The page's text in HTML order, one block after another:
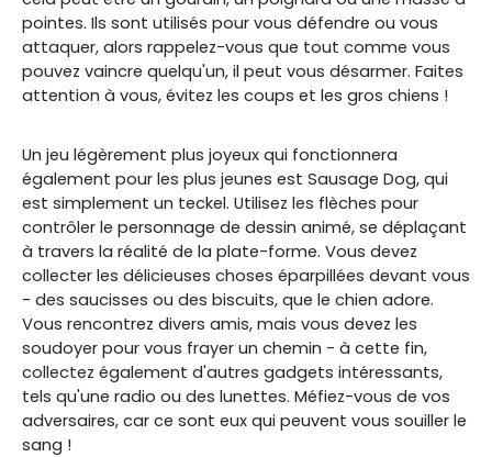
pointes. Ils sont utilisés pour vous défendre ou vous
attaquer, alors rappelez-vous que tout comme vous
pouvez vaincre quelqu'un, il peut vous désarmer. Faites
attention à vous, évitez les coups et les gros chiens !
Un jeu légèrement plus joyeux qui fonctionnera
également pour les plus jeunes est Sausage Dog, qui
est simplement un teckel. Utilisez les flèches pour
contrôler le personnage de dessin animé, se déplaçant
à travers la réalité de la plate-forme. Vous devez
collecter les délicieuses choses éparpillées devant vous
- des saucisses ou des biscuits, que le chien adore.
Vous rencontrez divers amis, mais vous devez les
soudoyer pour vous frayer un chemin - à cette fin,
collectez également d'autres gadgets intéressants,
tels qu'une radio ou des lunettes. Méfiez-vous de vos
adversaires, car ce sont eux qui peuvent vous souiller le
sang !